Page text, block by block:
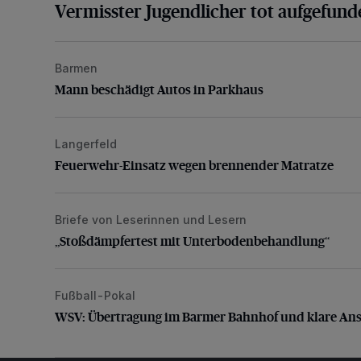
Vermisster Jugendlicher tot
Mann beschädigt Autos in Parkhaus
Barmen
Mann beschädigt Autos in Parkhaus
Feuerwehr-Einsatz wegen brennender Matratze
Langerfeld
Feuerwehr-Einsatz wegen brennender Matratze
„Stoßdämpfertest mit Unterbodenbehandlung“
Briefe von Leserinnen und Lesern
„Stoßdämpfertest mit Unterbodenbehandlung“
WSV: Übertragung im Barmer Bahnhof und klare
Fußball-Pokal
WSV: Übertragung im Barmer Bahnhof und klare